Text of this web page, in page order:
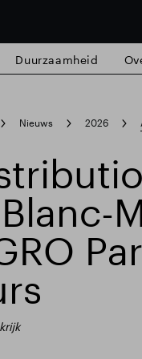
Duurzaamheid
Nieuws 2026